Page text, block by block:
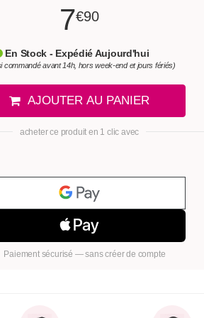
7€90
En Stock - Expédié Aujourd'hui
commandé avant 14h, hors week-end et jours fériés)
AJOUTER AU PANIER
acheter ce produit en 1 clic avec
Paiement sécurisé — sans créer de compte